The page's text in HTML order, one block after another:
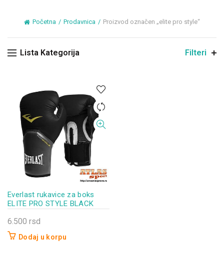
Početna Prodavnica Proizvod označen „elite pro style“
Lista Kategorija Filteri
Everlast rukavice za boks
ELITE PRO STYLE BLACK
6.500 rsd
Dodaj u korpu